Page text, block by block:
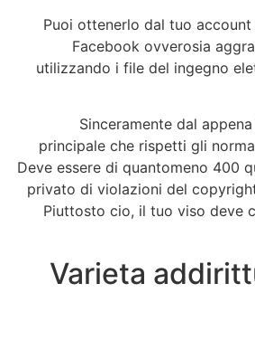
Puoi ottenerlo dal tuo
Facebook ovverosia
utilizzando i file del ingegno
Sinceramente dal
principale che rispetti gli
Deve essere di quantomeno 400
privato di violazioni del
Piuttosto cio, il tuo viso deve
Varieta